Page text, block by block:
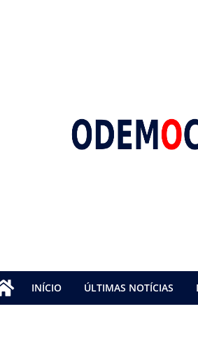
INÍCIO ÚLTIMAS NOTÍCIAS